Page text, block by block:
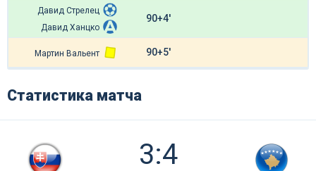
Давид Стрелец
Давид Ханцко
90+4'
Мартин Вальент 90+5'
Статистика матча
3:4